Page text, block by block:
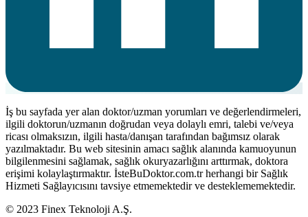
İş bu sayfada yer alan doktor/uzman yorumları ve değerlendirmeleri,
ilgili doktorun/uzmanın doğrudan veya dolaylı emri, talebi ve/veya
ricası olmaksızın, ilgili hasta/danışan tarafından bağımsız olarak
yazılmaktadır. Bu web sitesinin amacı sağlık alanında kamuoyunun
bilgilenmesini sağlamak, sağlık okuryazarlığını arttırmak, doktora
erişimi kolaylaştırmaktır. İsteBuDoktor.com.tr herhangi bir Sağlık
Hizmeti Sağlayıcısını tavsiye etmemektedir ve desteklememektedir.
© 2023 Finex Teknoloji A.Ş.